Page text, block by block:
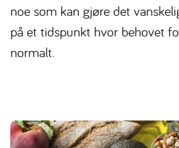
noe som kan gjøre det
på et tidspunkt hvor behovet
normalt.